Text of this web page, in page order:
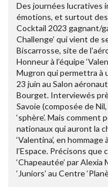
Des journées lucratives
émotions, et surtout
Cocktail 2023 gagnant/
Challenge’ qui vient de
Biscarrosse, site de
Honneur à l’équipe
Mugron qui permettra à
23 juin au Salon
Bourget. Interviewés
Savoie (composée de
‘sphère’. Mais
nationaux qui auront la
‘Valentina’, en
l’Espace. Précisons
‘Chapeautée’ par
‘Juniors’ au Centre